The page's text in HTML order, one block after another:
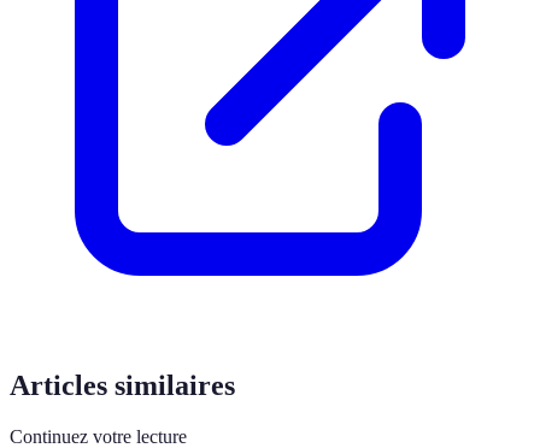
Articles similaires
Continuez votre lecture